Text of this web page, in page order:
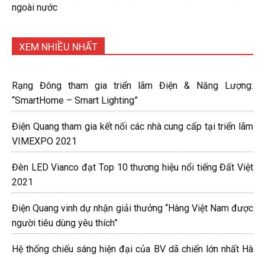
ngoài nước
XEM NHIỀU NHẤT
Rạng Đông tham gia triển lãm Điện & Năng Lượng:
“SmartHome – Smart Lighting”
Điện Quang tham gia kết nối các nhà cung cấp tại triển lãm
VIMEXPO 2021
Đèn LED Vianco đạt Top 10 thương hiệu nổi tiếng Đất Việt
2021
Điện Quang vinh dự nhận giải thưởng “Hàng Việt Nam được
người tiêu dùng yêu thích”
Hệ thống chiếu sáng hiện đại của BV dã chiến lớn nhất Hà